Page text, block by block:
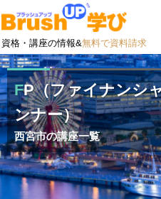
資格・講座の情報&無料で資料請求
FP（ファイナンシャルプラ
ンナー）
西宮市の講座一覧